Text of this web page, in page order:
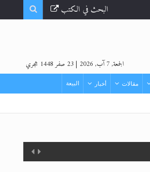
البحث في الكتب
الجمعة, 7 آب, 2026 | 23 صفر 1448 هجري
مقالات أخبار البيعة